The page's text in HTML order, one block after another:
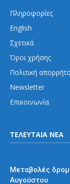
Πληροφορίες
English
Σχετικά
Όροι χρήσης
Πολιτική
Newsletter
Επικοινωνία
ΤΕΛΕΥΤΑΙΑ ΝΕΑ
Μεταβολές
Αυγούστου